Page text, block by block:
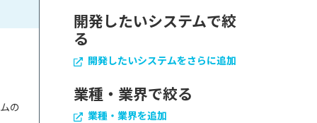
の
開発したいシステムで絞
る
開発したいシステムをさらに追加
業種・業界で絞る
業種・業界を追加